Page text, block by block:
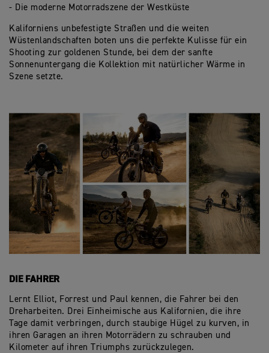
- Die moderne Motorradszene der Westküste
Kaliforniens unbefestigte Straßen und die weiten
Wüstenlandschaften boten uns die perfekte Kulisse für ein
Shooting zur goldenen Stunde, bei dem der sanfte
Sonnenuntergang die Kollektion mit natürlicher Wärme in
Szene setzte.
DIE FAHRER
Lernt Elliot, Forrest und Paul kennen, die Fahrer bei den
Dreharbeiten. Drei Einheimische aus Kalifornien, die ihre
Tage damit verbringen, durch staubige Hügel zu kurven, in
ihren Garagen an ihren Motorrädern zu schrauben und
Kilometer auf ihren Triumphs zurückzulegen.